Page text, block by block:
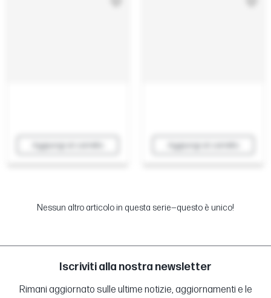
Aggiungi al carrello Aggiungi al carrello
Nessun altro articolo in questa serie—questo è unico!
Iscriviti alla nostra newsletter
Rimani aggiornato sulle ultime notizie, aggiornamenti e le